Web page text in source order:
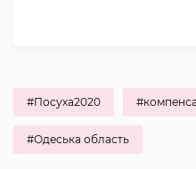
#Посуха2020
#Одеська область